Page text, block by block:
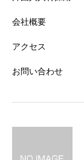
会社概要
アクセス
お問い合わせ